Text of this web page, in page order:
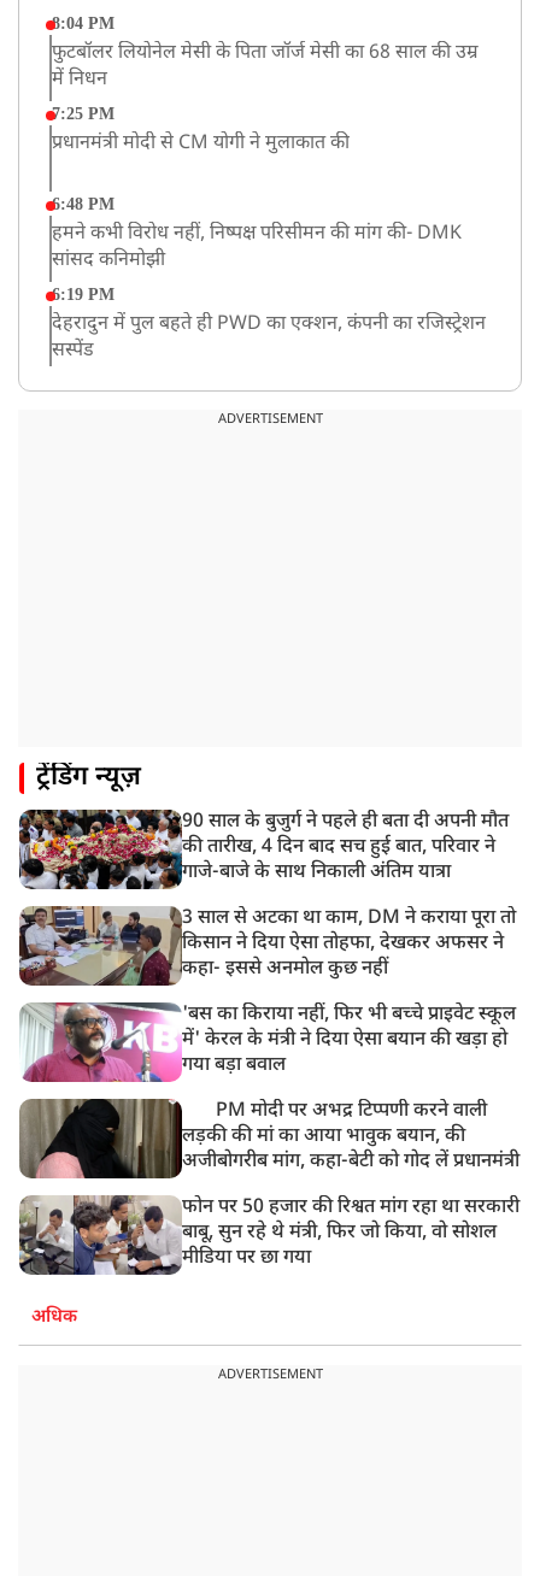
8:04 PM
फुटबॉलर लियोनेल मेसी के पिता जॉर्ज मेसी का 68 साल की उम्र
में निधन
7:25 PM
प्रधानमंत्री मोदी से CM योगी ने मुलाकात की
6:48 PM
हमने कभी विरोध नहीं, निष्पक्ष परिसीमन की मांग की- DMK
सांसद कनिमोझी
6:19 PM
देहरादुन में पुल बहते ही PWD का एक्शन, कंपनी का रजिस्ट्रेशन
सस्पेंड
खराब मौसम की चेतावनी के कारण अमरनाथ यात्रा स्थगित
असम बाढ़: 13 जिलों में 15 लाख से ज्यादा लोग प्रभावित, मृतकों
10:21 AM
हिमाचल के चंबा में बड़ा सड़क हादसा, 7 यात्रियों की मौत; 11
घायल
ADVERTISEMENT
ट्रेंडिंग न्यूज़
90 साल के बुजुर्ग ने पहले ही बता दी अपनी मौत
की तारीख, 4 दिन बाद सच हुई बात, परिवार ने
गाजे-बाजे के साथ निकाली अंतिम यात्रा
3 साल से अटका था काम, DM ने कराया पूरा तो
किसान ने दिया ऐसा तोहफा, देखकर अफसर ने
कहा- इससे अनमोल कुछ नहीं
'बस का किराया नहीं, फिर भी बच्चे प्राइवेट स्कूल
में' केरल के मंत्री ने दिया ऐसा बयान की खड़ा हो
गया बड़ा बवाल
PM मोदी पर अभद्र टिप्पणी करने वाली
लड़की की मां का आया भावुक बयान, की
अजीबोगरीब मांग, कहा-बेटी को गोद लें प्रधानमंत्री
फोन पर 50 हजार की रिश्वत मांग रहा था सरकारी
बाबू, सुन रहे थे मंत्री, फिर जो किया, वो सोशल
मीडिया पर छा गया
अधिक
ADVERTISEMENT